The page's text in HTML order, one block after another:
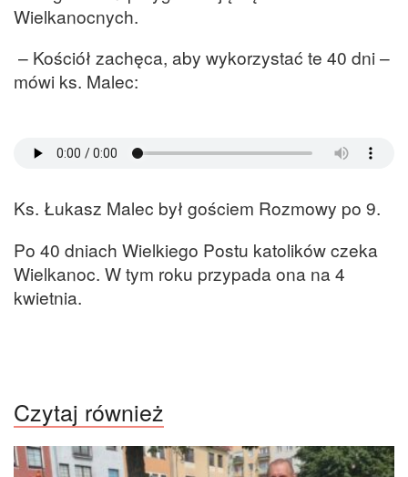
Wielkanocnych.
– Kościół zachęca, aby wykorzystać te 40 dni –
mówi ks. Malec:
Ks. Łukasz Malec był gościem Rozmowy po 9.
Po 40 dniach Wielkiego Postu katolików czeka
Wielkanoc. W tym roku przypada ona na 4
kwietnia.
Czytaj również